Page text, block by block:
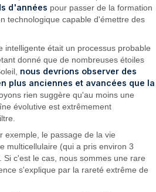
d'années pour passer de la formation
technologique capable d'émettre des
intelligente était un processus probable
donné que de nombreuses étoiles
nous devrions observer des
plus anciennes et avancées que la
rien suggère qu'au moins une
évolutive est extrêmement
exemple, le passage de la vie
multicellulaire (qui a pris environ 3
Si c'est le cas, nous sommes une rare
s'explique par la rareté extrême de